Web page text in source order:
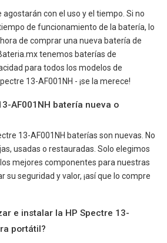
agostarán con el uso y el tiempo. Si no
de funcionamiento de la batería, lo
de comprar una nueva batería de
tenemos baterías de
para todos los modelos de
13-AF001NH - ¡se la merece!
AF001NH batería nueva o
13-AF001NH baterías son nuevas. No
usadas o restauradas. Solo elegimos
mejores componentes para nuestras
su seguridad y valor, ¡así que lo compre
e instalar la HP Spectre 13-
portátil?